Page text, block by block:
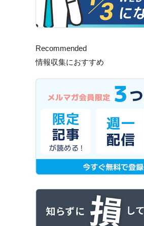
Recommended
情報収集におすすめ